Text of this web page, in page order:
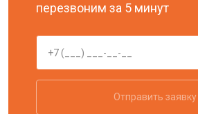
перезвоним за 5 минут
Отправить заявку